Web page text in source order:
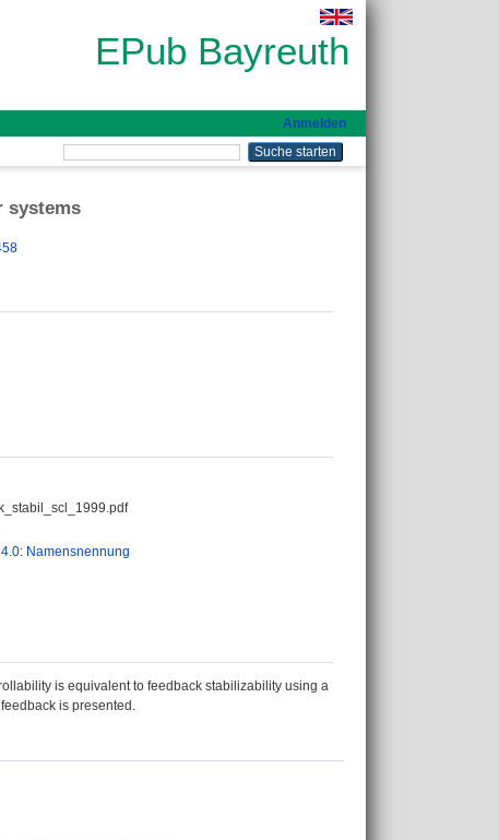
EPub Bayreuth
Anmelden
systems
Namensnennung
is equivalent to feedback stabilizability using a
is presented.